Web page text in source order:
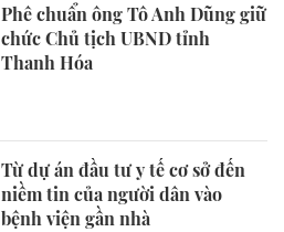
Phê chuẩn ông Tô Anh Dũng giữ
chức Chủ tịch UBND tỉnh
Thanh Hóa
Từ dự án đầu tư y tế cơ sở đến
niềm tin của người dân vào
bệnh viện gần nhà